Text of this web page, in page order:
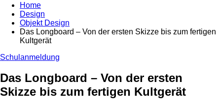
Home
Design
Objekt Design
Das Longboard – Von der ersten Skizze bis zum fertigen
Kultgerät
Schulanmeldung
Das Longboard – Von der ersten
Skizze bis zum fertigen Kultgerät